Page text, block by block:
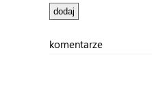
komentarze